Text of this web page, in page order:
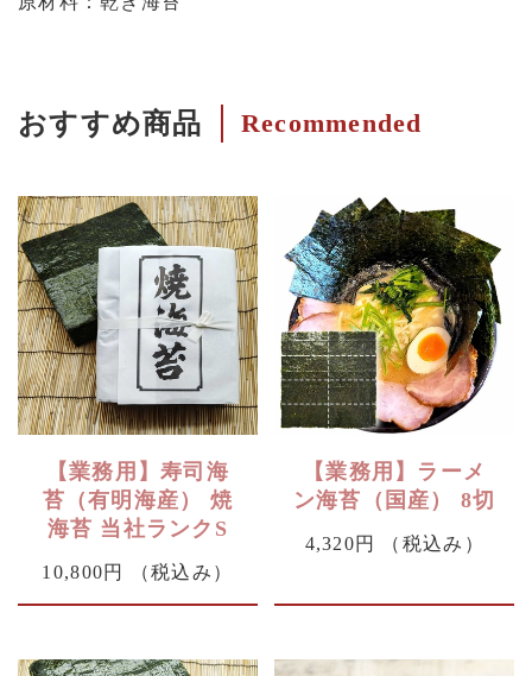
おすすめ商品 Recommended
【業務用】寿司海
苔（有明海産） 焼
海苔 当社ランクS
10,800円 （税込み）
【業務用】ラーメ
ン海苔（国産） 8切
4,320円 （税込み）